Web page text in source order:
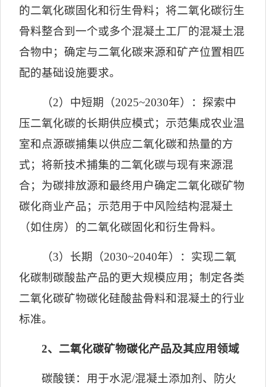
的二氧化碳固化和衍生骨料；将二氧化碳衍生
骨料整合到一个或多个混凝土工厂的混凝土混
合物中；确定与二氧化碳来源和矿产位置相匹
配的基础设施要求。
（2）中短期（2025~2030年）：探索中
压二氧化碳的长期供应模式；示范集成农业温
室和点源碳捕集以供应二氧化碳和热量的方
式；将新技术捕集的二氧化碳与现有来源混
合；为碳排放源和最终用户确定二氧化碳矿物
碳化商业产品；示范用于中风险结构混凝土
（如住房）的二氧化碳固化和衍生骨料。
（3）长期（2030~2040年）：实现二氧
化碳制碳酸盐产品的更大规模应用；制定各类
二氧化碳矿物碳化硅酸盐骨料和混凝土的行业
标准。
2、二氧化碳矿物碳化产品及其应用领域
碳酸镁：用于水泥/混凝土添加剂、防火